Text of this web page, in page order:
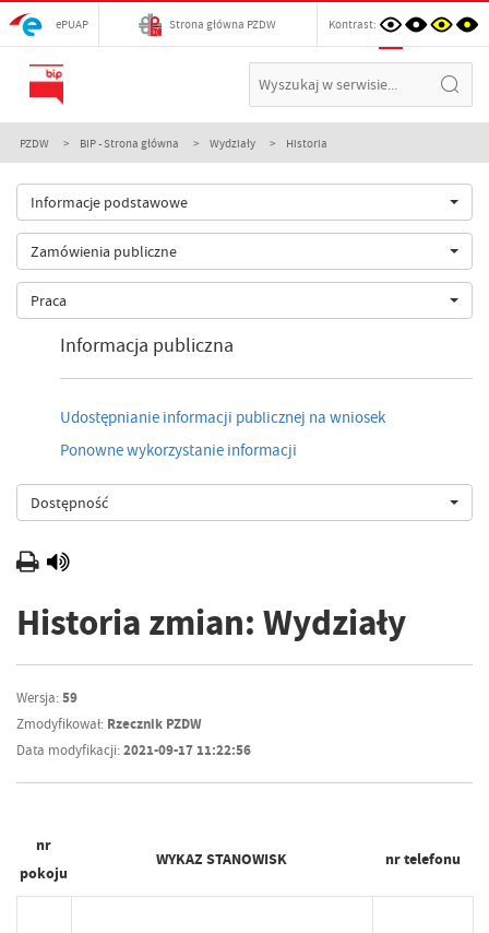
ePUAP Strona główna PZDW Kontrast:
PZDW BIP - Strona główna Wydziały Historia
Informacje podstawowe
Zamówienia publiczne
Praca
Informacja publiczna
Udostępnianie informacji publicznej na wniosek
Ponowne wykorzystanie informacji
Dostępność
Historia zmian: Wydziały
Wersja:59
Zmodyfikował: Rzecznik PZDW
Data modyfikacji:2021-09-17 11:22:56
nr
pokoju
WYKAZ STANOWISK nr telefonu